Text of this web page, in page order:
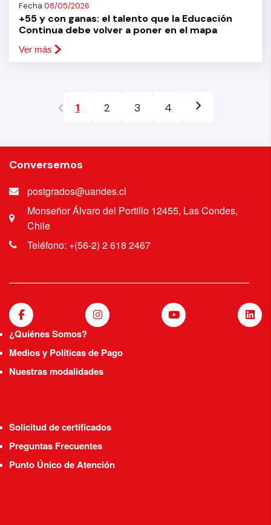
Fecha 08/05/2026
+55 y con ganas: el talento que la Educación
Continua debe volver a poner en el mapa
Ver más
1 2 3 4
Conversemos
postgrados@uandes.cl
Monseñor Álvaro del Portillo 12455, Las Condes,
Chile
Teléfono: +(56-2) 2 618 2467
¿Quiénes Somos?
Medios y Políticas de Pago
Nuestras modalidades
Solicitud de certificados
Preguntas Frecuentes
Punto Único de Atención